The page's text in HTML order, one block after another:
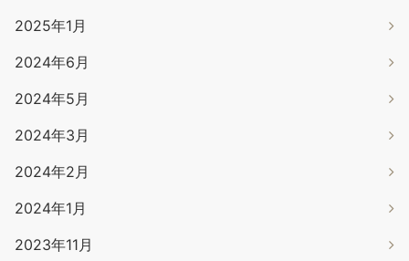
2025年1月
2024年6月
2024年5月
2024年3月
2024年2月
2024年1月
2023年11月